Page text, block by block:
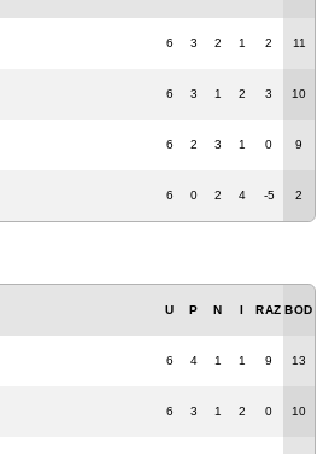
6 3 2 1 2 11
6 3 1 2 3 10
6 2 3 1 0 9
6 0 2 4 -5 2
U P N I RAZ BOD
6 4 1 1 9 13
6 3 1 2 0 10